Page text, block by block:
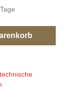
gewünschten